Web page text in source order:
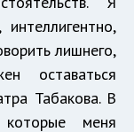
лишнего,
оставаться
Табакова. В
меня